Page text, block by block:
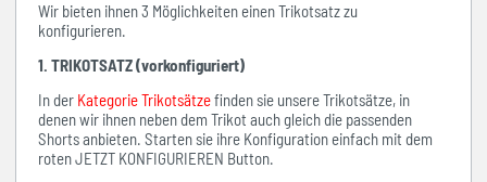
Wir bieten ihnen 3 Möglichkeiten einen Trikotsatz zu
konfigurieren.
1. TRIKOTSATZ (vorkonfiguriert)
In der Kategorie Trikotsätzefinden sie unsere Trikotsätze, in
denen wir ihnen neben dem Trikot auch gleich die passenden
Shorts anbieten. Starten sie ihre Konfiguration einfach mit dem
roten JETZT KONFIGURIEREN Button.